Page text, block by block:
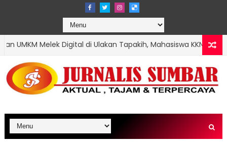
Ulakan Tapakih, Mahasiswa KKN UNP Buatkan QRIS hingga